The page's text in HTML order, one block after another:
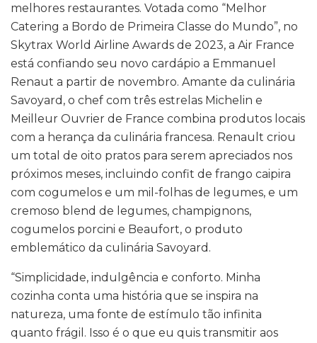
melhores restaurantes. Votada como “Melhor
Catering a Bordo de Primeira Classe do Mundo”, no
Skytrax World Airline Awards de 2023, a Air France
está confiando seu novo cardápio a Emmanuel
Renaut a partir de novembro. Amante da culinária
Savoyard, o chef com três estrelas Michelin e
Meilleur Ouvrier de France combina produtos locais
com a herança da culinária francesa. Renault criou
um total de oito pratos para serem apreciados nos
próximos meses, incluindo confit de frango caipira
com cogumelos e um mil-folhas de legumes, e um
cremoso blend de legumes, champignons,
cogumelos porcini e Beaufort, o produto
emblemático da culinária Savoyard.
“Simplicidade, indulgência e conforto. Minha
cozinha conta uma história que se inspira na
natureza, uma fonte de estímulo tão infinita
quanto frágil. Isso é o que eu quis transmitir aos